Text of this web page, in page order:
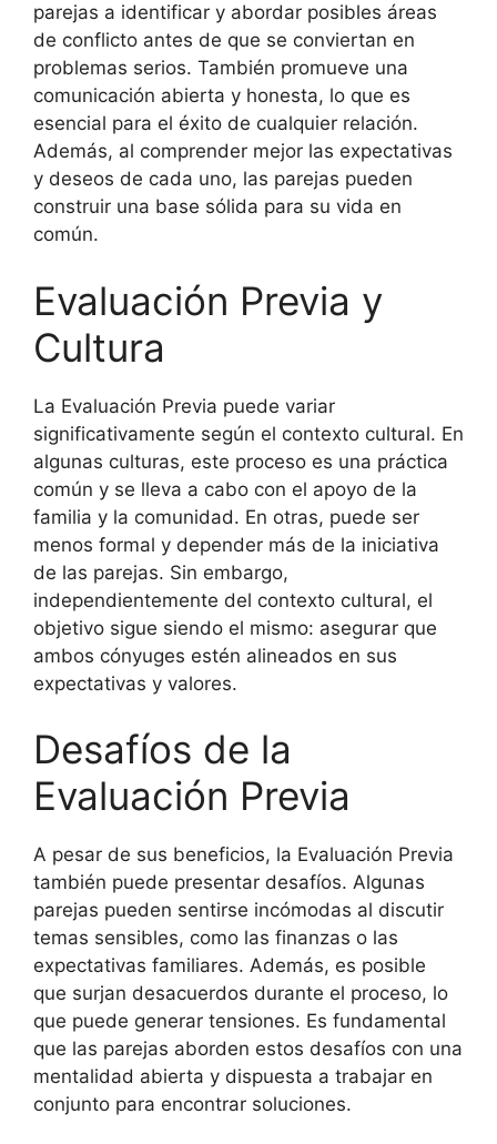
parejas a identificar y abordar posibles áreas
de conflicto antes de que se conviertan en
problemas serios. También promueve una
comunicación abierta y honesta, lo que es
esencial para el éxito de cualquier relación.
Además, al comprender mejor las expectativas
y deseos de cada uno, las parejas pueden
construir una base sólida para su vida en
común.
Evaluación Previa y
Cultura
La Evaluación Previa puede variar
significativamente según el contexto cultural. En
algunas culturas, este proceso es una práctica
común y se lleva a cabo con el apoyo de la
familia y la comunidad. En otras, puede ser
menos formal y depender más de la iniciativa
de las parejas. Sin embargo,
independientemente del contexto cultural, el
objetivo sigue siendo el mismo: asegurar que
ambos cónyuges estén alineados en sus
expectativas y valores.
Desafíos de la
Evaluación Previa
A pesar de sus beneficios, la Evaluación Previa
también puede presentar desafíos. Algunas
parejas pueden sentirse incómodas al discutir
temas sensibles, como las finanzas o las
expectativas familiares. Además, es posible
que surjan desacuerdos durante el proceso, lo
que puede generar tensiones. Es fundamental
que las parejas aborden estos desafíos con una
mentalidad abierta y dispuesta a trabajar en
conjunto para encontrar soluciones.